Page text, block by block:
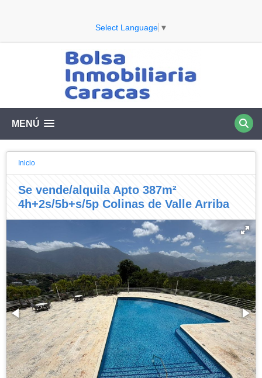
Select Language ▼
MENÚ
Inicio
Se vende/alquila Apto 387m²
4h+2s/5b+s/5p Colinas de Valle Arriba